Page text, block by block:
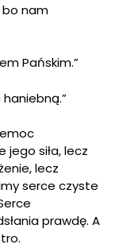
bo nam
Pańskim.”
jego siła, lecz
lecz
serce czyste
prawdę. A